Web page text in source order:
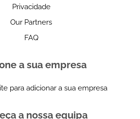
Privacidade
Our Partners
FAQ
a sua empresa
para adicionar a sua empresa
a nossa equipa